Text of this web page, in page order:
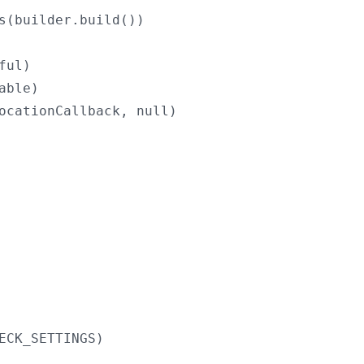
null)